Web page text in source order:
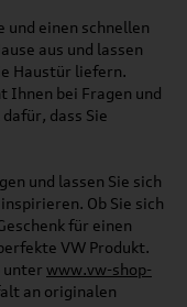
einen schnellen
aus und lassen
Haustür liefern.
Ihnen bei Fragen und
dass Sie
und lassen Sie sich
Ob Sie sich
für einen
VW Produkt.
unter www.vw-shop-
an originalen